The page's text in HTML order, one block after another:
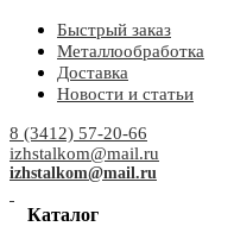
Быстрый заказ
Металлообработка
Доставка
Новости и статьи
8 (3412) 57-20-66
izhstalkom@mail.ru
izhstalkom@mail.ru
Каталог